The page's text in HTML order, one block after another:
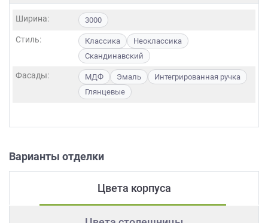
Ширина: 3000
Стиль: Классика
Неоклассика
Скандинавский
Фасады: МДФ Эмаль
Интегрированная ручка
Глянцевые
Варианты отделки
Цвета корпуса